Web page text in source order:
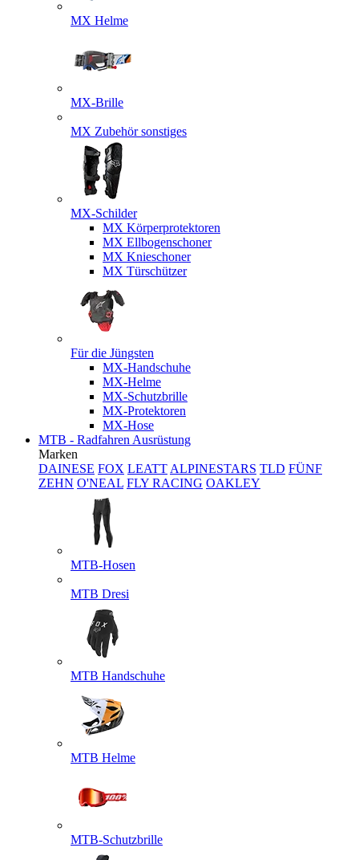
MX Helme
MX-Brille
MX Zubehör sonstiges
MX-Schilder
MX Körperprotektoren
MX Ellbogenschoner
MX Knieschoner
MX Türschützer
Für die Jüngsten
MX-Handschuhe
MX-Helme
MX-Schutzbrille
MX-Protektoren
MX-Hose
MTB - Radfahren Ausrüstung
Marken
DAINESE FOX LEATT ALPINESTARS TLD FÜNF
ZEHN O'NEAL FLY RACING OAKLEY
MTB-Hosen
MTB Dresi
MTB Handschuhe
MTB Helme
MTB-Schutzbrille